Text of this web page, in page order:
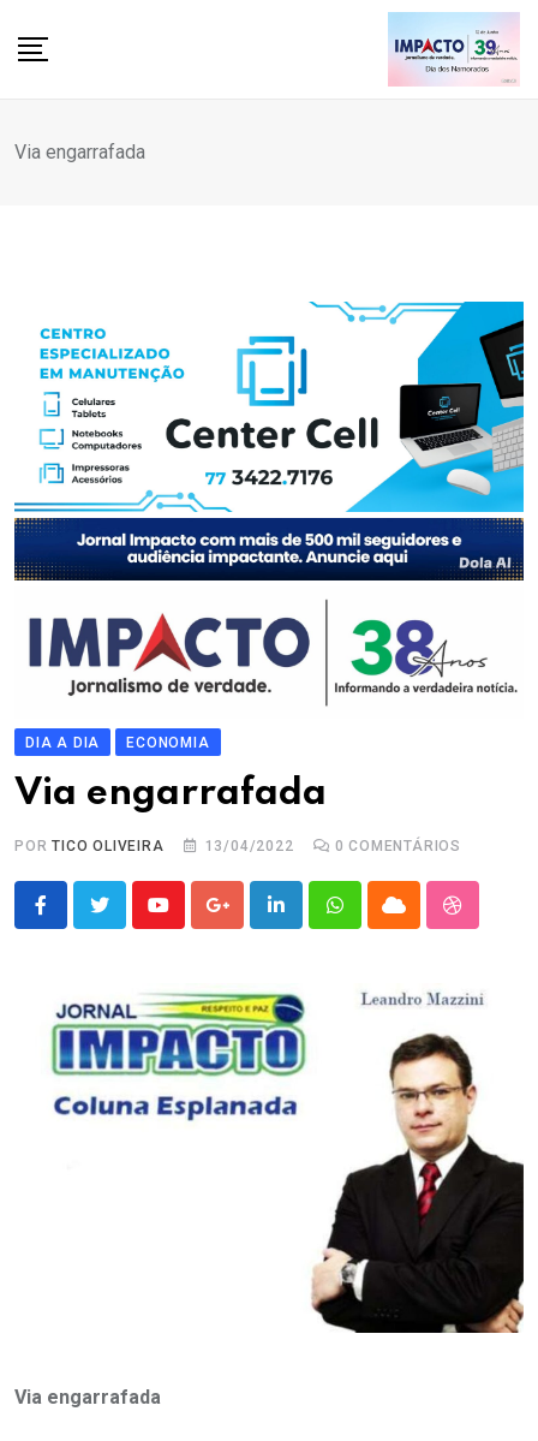
Via engarrafada
DIA A DIA ECONOMIA
Via engarrafada
PORTICO OLIVEIRA 13/04/2022 0 COMENTÁRIOS
YoutubeGoogle+LinkedInWhatsappCloud
Via engarrafada